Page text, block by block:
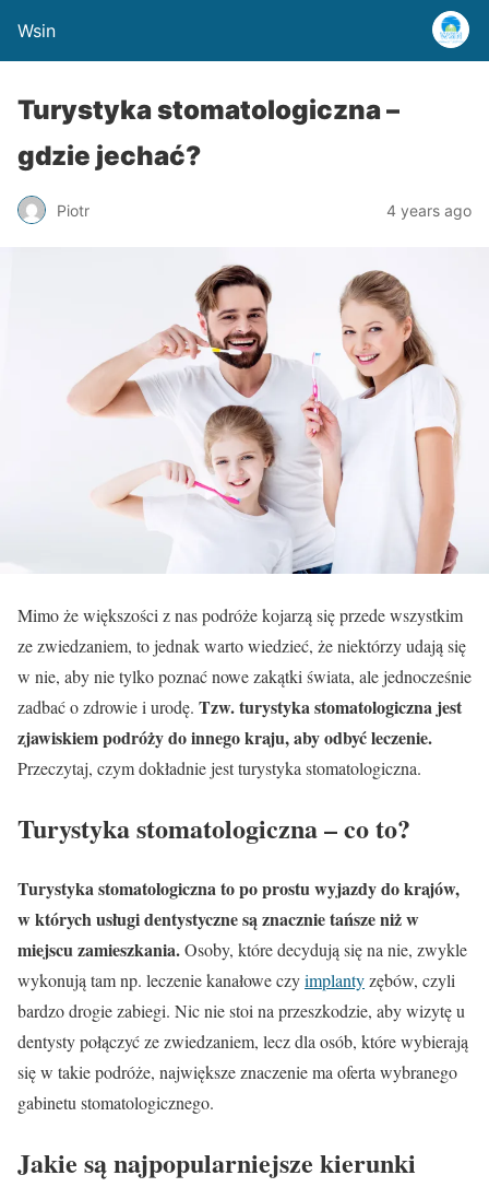
Wsin
Turystyka stomatologiczna –
gdzie jechać?
Piotr 4 years ago
Mimo że większości z nas podróże kojarzą się przede wszystkim
ze zwiedzaniem, to jednak warto wiedzieć, że niektórzy udają się
w nie, aby nie tylko poznać nowe zakątki świata, ale jednocześnie
zadbać o zdrowie i urodę. Tzw. turystyka stomatologiczna jest
zjawiskiem podróży do innego kraju, aby odbyć leczenie.
Przeczytaj, czym dokładnie jest turystyka stomatologiczna.
Turystyka stomatologiczna – co to?
Turystyka stomatologiczna to po prostu wyjazdy do krajów,
w których usługi dentystyczne są znacznie tańsze niż w
miejscu zamieszkania.Osoby, które decydują się na nie, zwykle
wykonują tam np. leczenie kanałowe czyimplantyzębów, czyli
bardzo drogie zabiegi. Nic nie stoi na przeszkodzie, aby wizytę u
dentysty połączyć ze zwiedzaniem, lecz dla osób, które wybierają
się w takie podróże, największe znaczenie ma oferta wybranego
gabinetu stomatologicznego.
Jakie są najpopularniejsze kierunki